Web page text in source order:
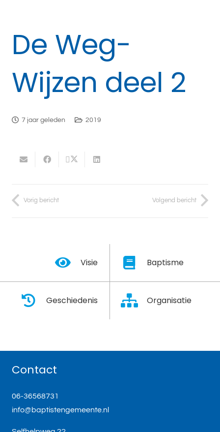
De Weg-
Wijzen deel 2
7 jaar geleden 2019
Vorig bericht Volgend bericht
Visie Baptisme
Geschiedenis Organisatie
Contact
06-36568731
info@baptistengemeente.nl